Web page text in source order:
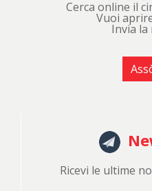
Cerca online il
Vuoi
Invia la
Ricevi le ultime